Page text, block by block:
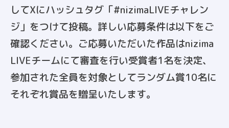
してXにハッシュタグ「#nizimaLIVEチャレン
ジ」をつけて投稿。詳しい応募条件は以下をご
確認ください。ご応募いただいた作品はnizima
LIVEチームにて審査を行い受賞者1名を決定、
参加された全員を対象としてランダム賞10名に
それぞれ賞品を贈呈いたします。